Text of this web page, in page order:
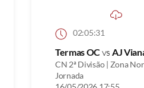
02:05:31
Termas OCvs AJ
CN 2ª Divisão | Zona
Jornada